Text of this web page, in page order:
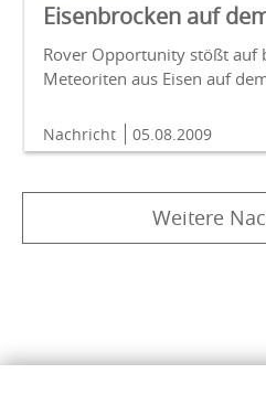
Eisenbrocken auf
Rover Opportunity stößt auf
Meteoriten aus Eisen auf
Nachricht 05.08.2009
Weitere